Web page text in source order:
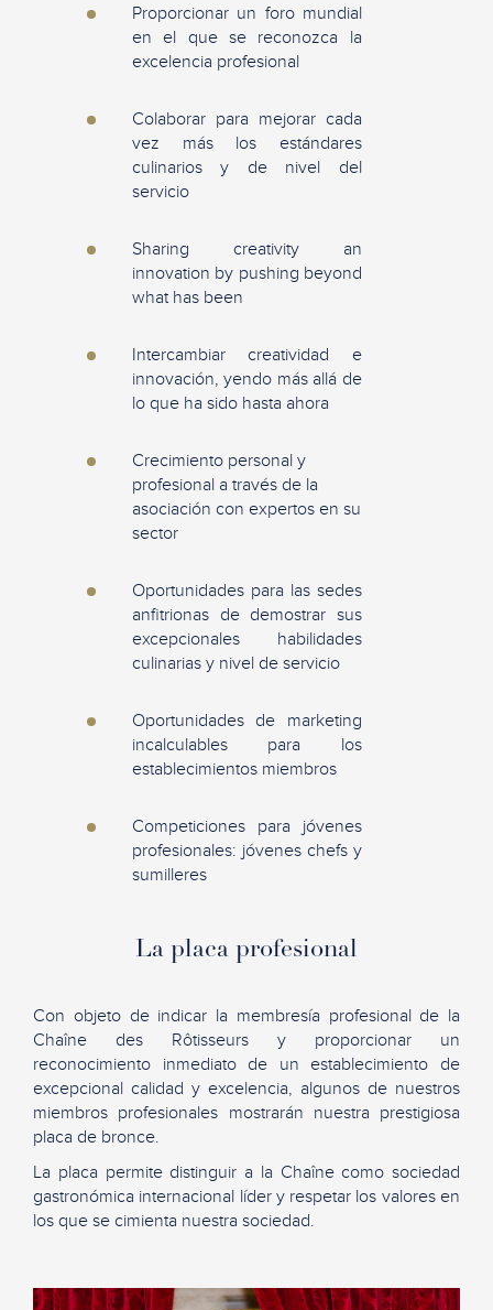
Proporcionar un foro mundial
en el que se reconozca la
excelencia profesional
Colaborar para mejorar cada
vez más los estándares
culinarios y de nivel del
servicio
Sharing creativity an
innovation by pushing beyond
what has been
Intercambiar creatividad e
innovación, yendo más allá de
lo que ha sido hasta ahora
Crecimiento personal y
profesional a través de la
asociación con expertos en su
sector
Oportunidades para las sedes
anfitrionas de demostrar sus
excepcionales habilidades
culinarias y nivel de servicio
Oportunidades de marketing
incalculables para los
establecimientos miembros
Competiciones para jóvenes
profesionales: jóvenes chefs y
sumilleres
La placa profesional
Con objeto de indicar la membresía profesional de la
Chaîne des Rôtisseurs y proporcionar un
reconocimiento inmediato de un establecimiento de
excepcional calidad y excelencia, algunos de nuestros
miembros profesionales mostrarán nuestra prestigiosa
placa de bronce.
La placa permite distinguir a la Chaîne como sociedad
gastronómica internacional líder y respetar los valores en
los que se cimienta nuestra sociedad.